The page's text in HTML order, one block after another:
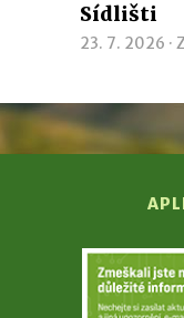
Sídlišti
23. 7. 2026 ·